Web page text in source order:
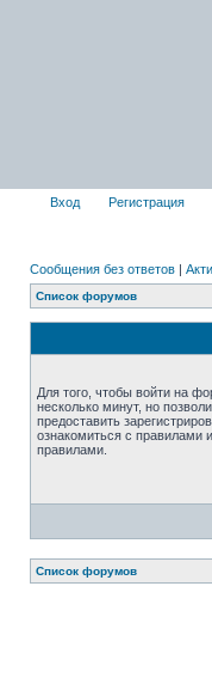
Вход Регистрация
Сообщения без ответов |
Список форумов
Для того, чтобы войти на
несколько минут, но
предоставить
ознакомиться с правилами
правилами.
Список форумов